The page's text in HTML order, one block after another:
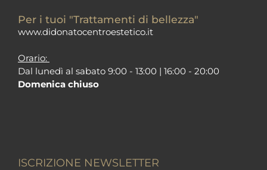
Per i tuoi "Trattamenti di bellezza"
www.didonatocentroestetico.it
Orario:
Dal lunedì al sabato 9:00 - 13:00 | 16:00 - 20:00
Domenica chiuso
ISCRIZIONE NEWSLETTER